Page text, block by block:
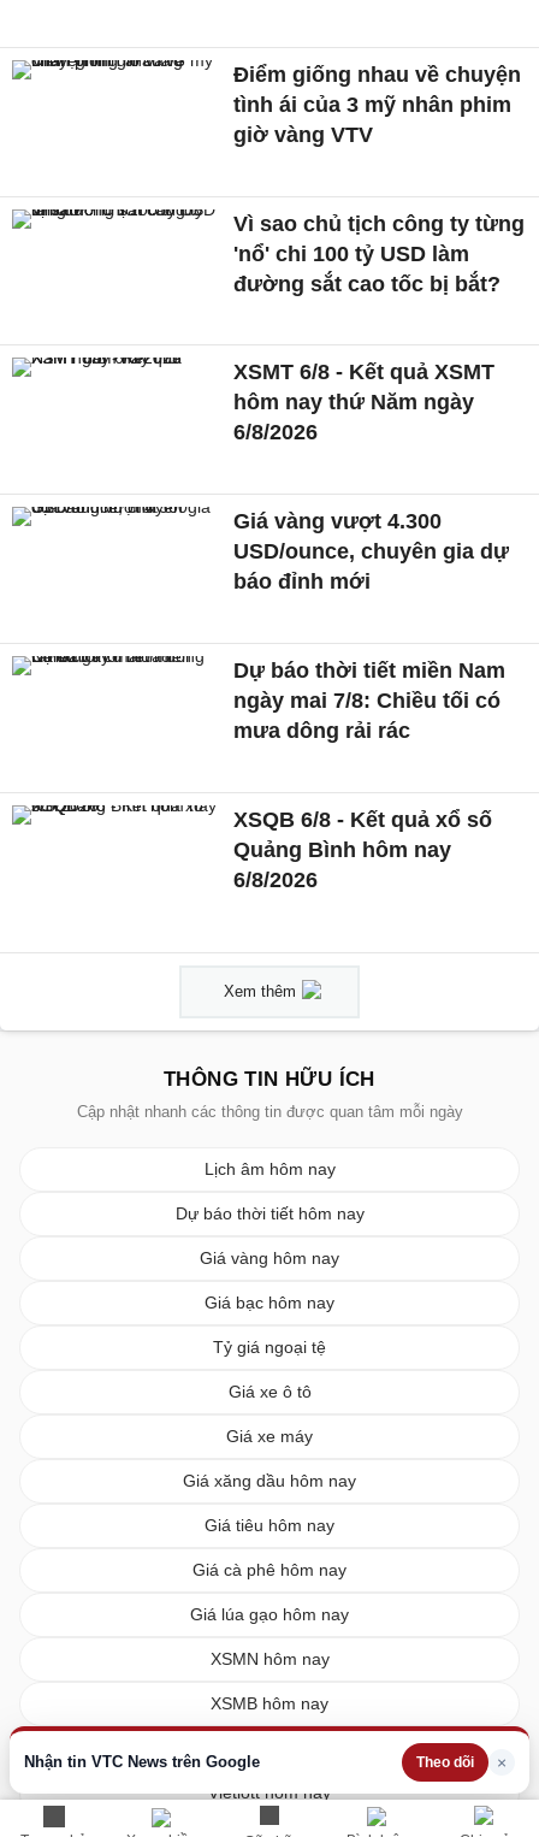
Nhận tin VTC News trên Google Theo dõi ×
Điểm giống nhau về chuyện
tình ái của 3 mỹ nhân phim
giờ vàng VTV
Vì sao chủ tịch công ty từng
'nổ' chi 100 tỷ USD làm
đường sắt cao tốc bị bắt?
XSMT 6/8 - Kết quả XSMT
hôm nay thứ Năm ngày
6/8/2026
Giá vàng vượt 4.300
USD/ounce, chuyên gia dự
báo đỉnh mới
Dự báo thời tiết miền Nam
ngày mai 7/8: Chiều tối có
mưa dông rải rác
XSQB 6/8 - Kết quả xổ số
Quảng Bình hôm nay
6/8/2026
Xem thêm
THÔNG TIN HỮU ÍCH
Cập nhật nhanh các thông tin được quan tâm mỗi ngày
Lịch âm hôm nay
Dự báo thời tiết hôm nay
Giá vàng hôm nay
Giá bạc hôm nay
Tỷ giá ngoại tệ
Giá xe ô tô
Giá xe máy
Giá xăng dầu hôm nay
Giá tiêu hôm nay
Giá cà phê hôm nay
Giá lúa gạo hôm nay
XSMN hôm nay
XSMB hôm nay
Vietlott hôm nay